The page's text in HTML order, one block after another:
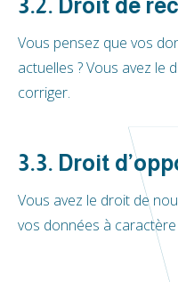
3.2. Droit de
Vous pensez que vos
actuelles ? Vous avez le
corriger.
3.3. Droit
Vous avez le droit de
vos données à